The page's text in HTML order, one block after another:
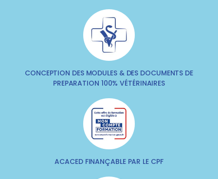
CONCEPTION DES MODULES & DES DOCUMENTS DE
PREPARATION 100% VÉTÉRINAIRES
ACACED FINANÇABLE PAR LE CPF